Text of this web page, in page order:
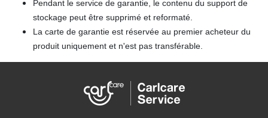
Pendant le service de garantie, le contenu du support de
stockage peut être supprimé et reformaté.
La carte de garantie est réservée au premier acheteur du
produit uniquement et n'est pas transférable.